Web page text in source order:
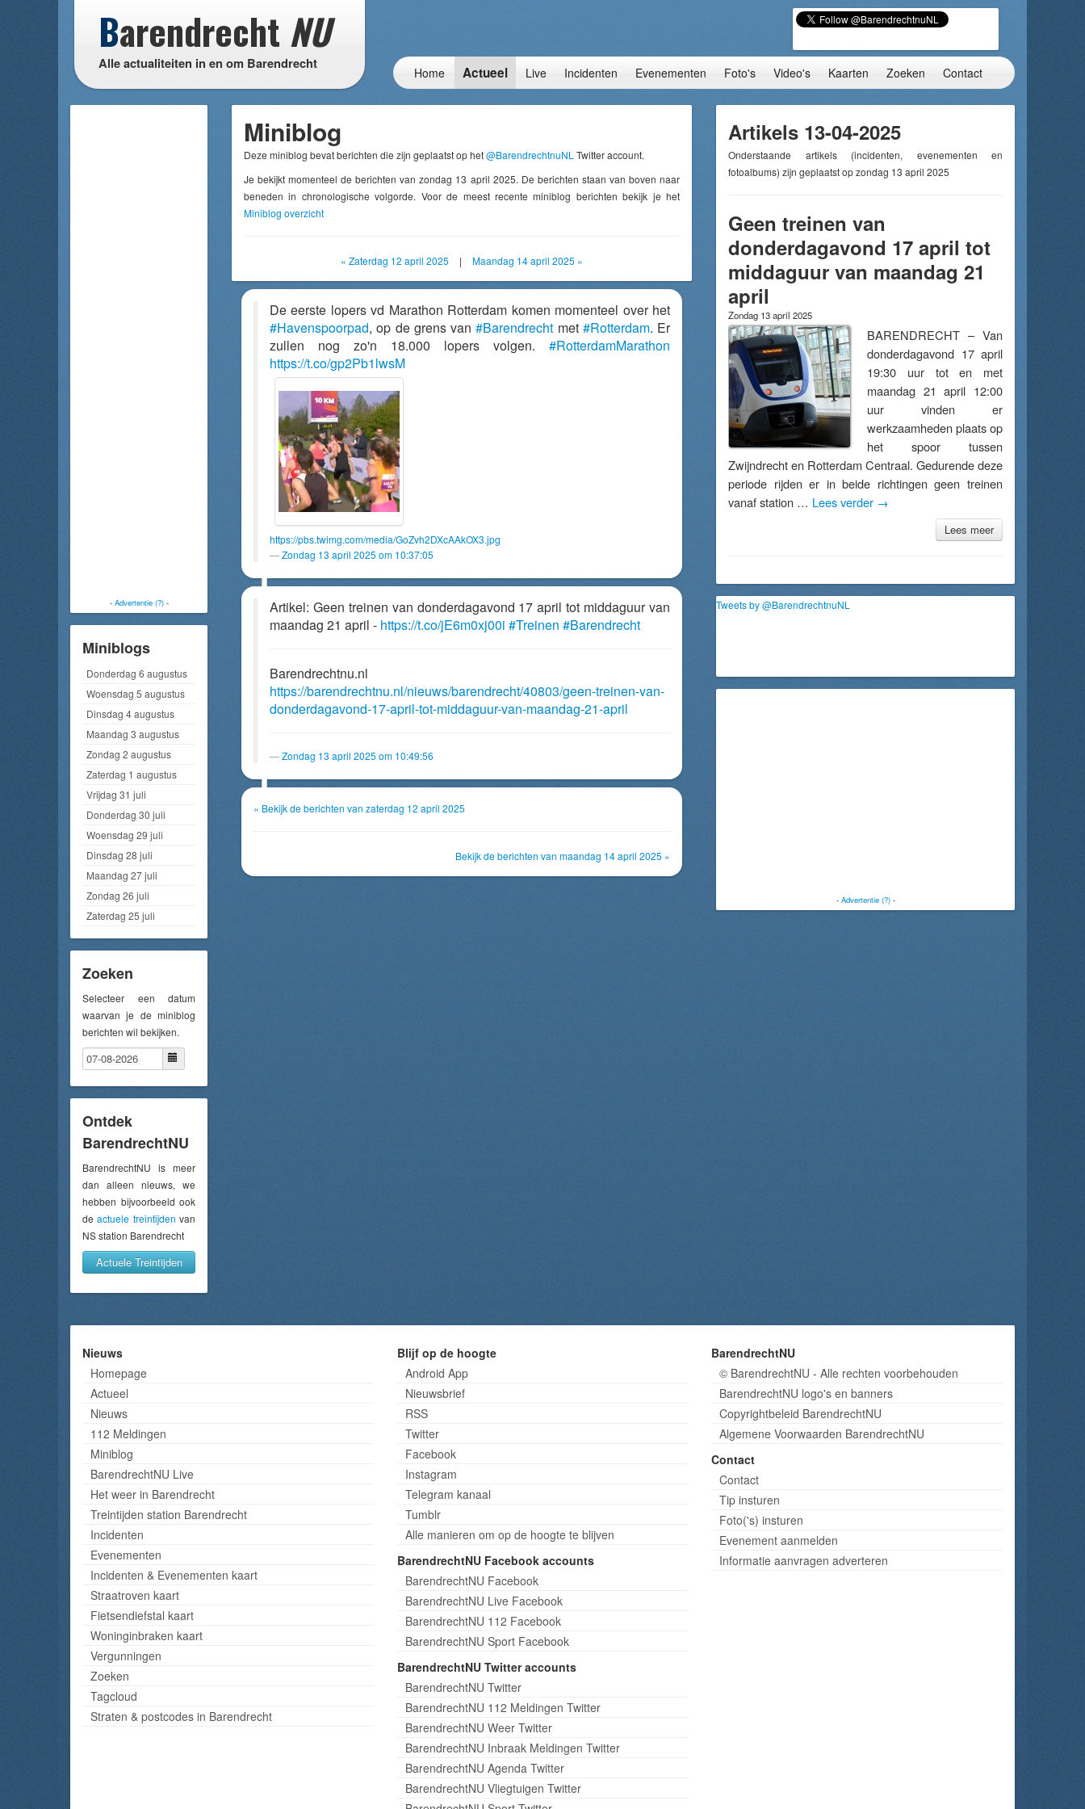
Barendrecht NU
Alle actualiteiten in en om Barendrecht
Home Actueel Live Incidenten Evenementen Foto's Video's Kaarten Zoeken Contact
- Advertentie (?)-
Miniblogs
Donderdag 6 augustus
Woensdag 5 augustus
Dinsdag 4 augustus
Maandag 3 augustus
Zondag 2 augustus
Zaterdag 1 augustus
Vrijdag 31 juli
Donderdag 30 juli
Woensdag 29 juli
Dinsdag 28 juli
Maandag 27 juli
Zondag 26 juli
Zaterdag 25 juli
Zoeken
Selecteer een datum
waarvan je de miniblog
berichten wil bekijken.
Ontdek
BarendrechtNU
BarendrechtNU is meer
dan alleen nieuws, we
hebben bijvoorbeeld ook
deactuele treintijden van
NS station Barendrecht
Actuele Treintijden
Miniblog
Deze miniblog bevat berichten die zijn geplaatst op het@BarendrechtnuNL Twitter account.
Je bekijkt momenteel de berichten van zondag 13 april 2025. De berichten staan van boven naar
beneden in chronologische volgorde. Voor de meest recente miniblog berichten bekijk je het
Miniblog overzicht
« Zaterdag 12 april 2025 | Maandag 14 april 2025 »
De eerste lopers vd Marathon Rotterdam komen momenteel over het
#Havenspoorpad, op de grens van#Barendrecht met #Rotterdam. Er
zullen nog zo'n 18.000 lopers volgen. #RotterdamMarathon
https://t.co/gp2Pb1lwsM
https://pbs.twimg.com/media/GoZvh2DXcAAkOX3.jpg
Zondag 13 april 2025 om 10:37:05
Artikel: Geen treinen van donderdagavond 17 april tot middaguur van
maandag 21 april - https://t.co/jE6m0xj00i #Treinen #Barendrecht
Barendrechtnu.nl
https://barendrechtnu.nl/nieuws/barendrecht/40803/geen-treinen-van-
donderdagavond-17-april-tot-middaguur-van-maandag-21-april
Zondag 13 april 2025 om 10:49:56
« Bekijk de berichten van zaterdag 12 april 2025
Bekijk de berichten van maandag 14 april 2025 »
Artikels 13-04-2025
Onderstaande artikels (incidenten, evenementen en
fotoalbums) zijn geplaatst op zondag 13 april 2025
Geen treinen van
donderdagavond 17 april tot
middaguur van maandag 21
april
Zondag 13 april 2025
BARENDRECHT – Van
donderdagavond 17 april
19:30 uur tot en met
maandag 21 april 12:00
uur vinden er
werkzaamheden plaats op
het spoor tussen
Zwijndrecht en Rotterdam Centraal. Gedurende deze
periode rijden er in beide richtingen geen treinen
vanaf station … Lees verder →
Lees meer
Tweets by @BarendrechtnuNL
- Advertentie (?)-
Nieuws
Homepage
Actueel
Nieuws
112 Meldingen
Miniblog
BarendrechtNU Live
Het weer in Barendrecht
Treintijden station Barendrecht
Incidenten
Evenementen
Incidenten & Evenementen kaart
Straatroven kaart
Fietsendiefstal kaart
Woninginbraken kaart
Vergunningen
Zoeken
Tagcloud
Straten & postcodes in Barendrecht
Blijf op de hoogte
Android App
Nieuwsbrief
RSS
Twitter
Facebook
Instagram
Telegram kanaal
Tumblr
Alle manieren om op de hoogte te blijven
BarendrechtNU Facebook accounts
BarendrechtNU Facebook
BarendrechtNU Live Facebook
BarendrechtNU 112 Facebook
BarendrechtNU Sport Facebook
BarendrechtNU Twitter accounts
BarendrechtNU Twitter
BarendrechtNU 112 Meldingen Twitter
BarendrechtNU Weer Twitter
BarendrechtNU Inbraak Meldingen Twitter
BarendrechtNU Agenda Twitter
BarendrechtNU Vliegtuigen Twitter
BarendrechtNU
© BarendrechtNU - Alle rechten voorbehouden
BarendrechtNU logo's en banners
Copyrightbeleid BarendrechtNU
Algemene Voorwaarden BarendrechtNU
Contact
Contact
Tip insturen
Foto('s) insturen
Evenement aanmelden
Informatie aanvragen adverteren